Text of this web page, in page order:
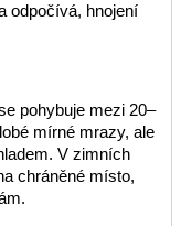
odpočívá, hnojení
pohybuje mezi 20–
mírné mrazy, ale
V zimních
chráněné místo,